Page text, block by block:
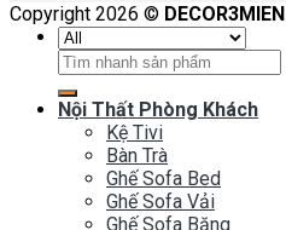
Copyright 2026 © DECOR3MIEN
Tìm
kiếm:
Nội Thất Phòng Khách
Kệ Tivi
Bàn Trà
Ghế Sofa Bed
Ghế Sofa Vải
Ghế Sofa Băng